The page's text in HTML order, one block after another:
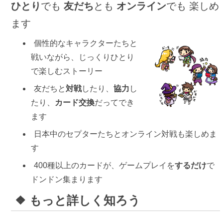
ひとり でも 友だちとも オンラインでも 楽しめ
ます
個性的なキャラクターたちと
戦いながら、じっくりひとり
で楽しむストーリー
友だちと対戦したり、 協力 し
たり、
カード交換だってでき
ます
日本中のセプターたちとオンライン対戦も楽しめま
す
400種以上のカードが、ゲームプレイをするだけで
ドンドン集まります
もっと詳しく知ろう